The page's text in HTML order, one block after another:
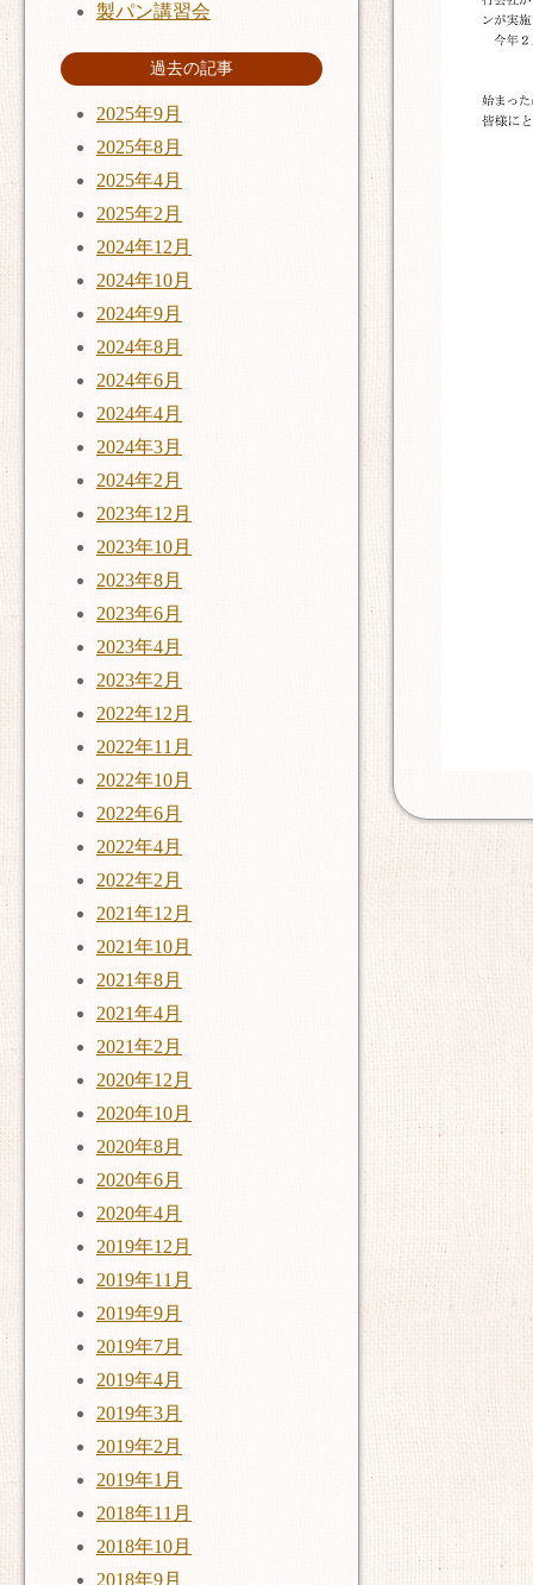
製パン講習会
過去の記事
2025年9月
2025年8月
2025年4月
2025年2月
2024年12月
2024年10月
2024年9月
2024年8月
2024年6月
2024年4月
2024年3月
2024年2月
2023年12月
2023年10月
2023年8月
2023年6月
2023年4月
2023年2月
2022年12月
2022年11月
2022年10月
2022年6月
2022年4月
2022年2月
2021年12月
2021年10月
2021年8月
2021年4月
2021年2月
2020年12月
2020年10月
2020年8月
2020年6月
2020年4月
2019年12月
2019年11月
2019年9月
2019年7月
2019年4月
2019年3月
2019年2月
2019年1月
2018年11月
2018年10月
2018年9月